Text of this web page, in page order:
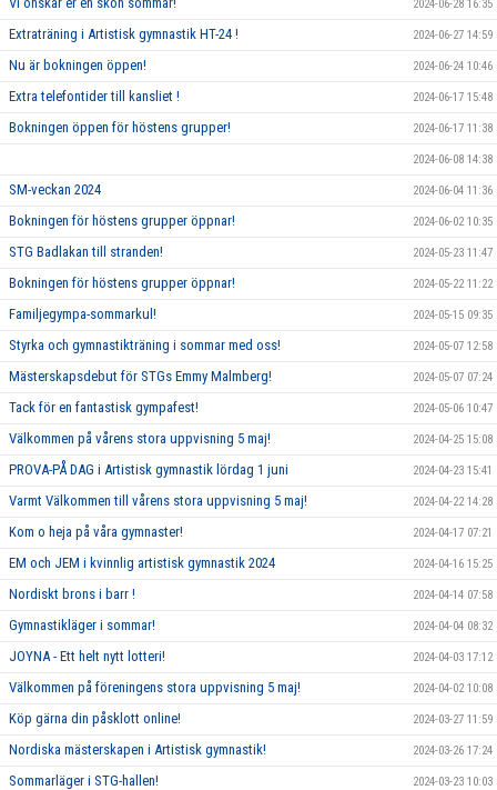
2024-06-28 16:35
Extraträning i Artistisk gymnastik HT-24 ! 2024-06-27 14:59
Nu är bokningen öppen! 2024-06-24 10:46
Extra telefontider till kansliet ! 2024-06-17 15:48
Bokningen öppen för höstens grupper! 2024-06-17 11:38
2024-06-08 14:38
SM-veckan 2024 2024-06-04 11:36
Bokningen för höstens grupper öppnar! 2024-06-02 10:35
STG Badlakan till stranden! 2024-05-23 11:47
Bokningen för höstens grupper öppnar! 2024-05-22 11:22
Familjegympa-sommarkul! 2024-05-15 09:35
Styrka och gymnastikträning i sommar med oss! 2024-05-07 12:58
Mästerskapsdebut för STGs Emmy Malmberg! 2024-05-07 07:24
Tack för en fantastisk gympafest! 2024-05-06 10:47
Välkommen på vårens stora uppvisning 5 maj! 2024-04-25 15:08
PROVA-PÅ DAG i Artistisk gymnastik lördag 1 juni 2024-04-23 15:41
Varmt Välkommen till vårens stora uppvisning 5 maj! 2024-04-22 14:28
Kom o heja på våra gymnaster! 2024-04-17 07:21
EM och JEM i kvinnlig artistisk gymnastik 2024 2024-04-16 15:25
Nordiskt brons i barr ! 2024-04-14 07:58
Gymnastikläger i sommar! 2024-04-04 08:32
JOYNA - Ett helt nytt lotteri! 2024-04-03 17:12
Välkommen på föreningens stora uppvisning 5 maj! 2024-04-02 10:08
Köp gärna din påsklott online! 2024-03-27 11:59
Nordiska mästerskapen i Artistisk gymnastik! 2024-03-26 17:24
Sommarläger i STG-hallen! 2024-03-23 10:03